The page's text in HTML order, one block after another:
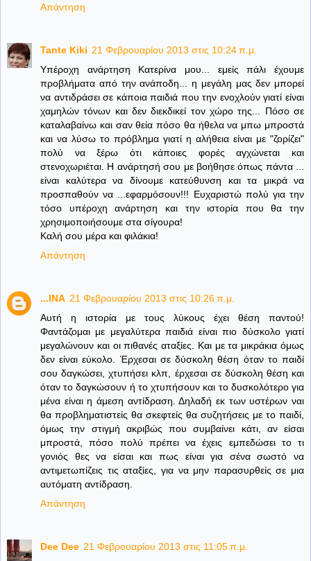
Απάντηση
Tante Kiki 21 Φεβρουαρίου 2013 στις 10:24 π.μ.
Υπέροχη ανάρτηση Κατερίνα μου... εμείς πάλι έχουμε
προβλήματα από την ανάποδη... η μεγάλη μας δεν μπορεί
να αντιδράσει σε κάποια παιδιά που την ενοχλούν γιατί είναι
χαμηλών τόνων και δεν διεκδικεί τον χώρο της... Πόσο σε
καταλαβαίνω και σαν θεία πόσο θα ήθελα να μπω μπροστά
και να λύσω το πρόβλημα γιατί η αλήθεια είναι με "ζορίζει"
πολύ να ξέρω ότι κάποιες φορές αγχώνεται και
στενοχωριέται. Η ανάρτησή σου με βοήθησε όπως πάντα ...
είναι καλύτερα να δίνουμε κατεύθυνση και τα μικρά να
προσπαθούν να ...εφαρμόσουν!!! Ευχαριστώ πολύ για την
τόσο υπέροχη ανάρτηση και την ιστορία που θα την
χρησιμοποιήσουμε στα σίγουρα!
Καλή σου μέρα και φιλάκια!
Απάντηση
...INA 21 Φεβρουαρίου 2013 στις 10:26 π.μ.
Αυτή η ιστορία με τους λύκους έχει θέση παντού!
Φαντάζομαι με μεγαλύτερα παιδιά είναι πιο δύσκολο γιατί
μεγαλώνουν και οι πιθανές αταξίες. Και με τα μικράκια όμως
δεν είναι εύκολο. Έρχεσαι σε δύσκολη θέση όταν το παιδί
σου δαγκώσει, χτυπήσει κλπ, έρχεσαι σε δύσκολη θέση και
όταν το δαγκώσουν ή το χτυπήσουν και το δυσκολότερο για
μένα είναι η άμεση αντίδραση. Δηλαδή εκ των υστέρων ναι
θα προβληματιστείς θα σκεφτείς θα συζητήσεις με το παιδί,
όμως την στιγμή ακριβώς που συμβαίνει κάτι, αν είσαι
μπροστά, πόσο πολύ πρέπει να έχεις εμπεδώσει το τι
γονιός θες να είσαι και πως είναι για σένα σωστό να
αντιμετωπίζεις τις αταξίες, για να μην παρασυρθείς σε μια
αυτόματη αντίδραση.
Απάντηση
Dee Dee 21 Φεβρουαρίου 2013 στις 11:05 π.μ.